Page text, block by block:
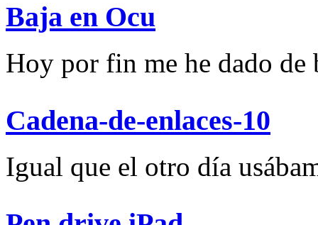
Baja en Ocu
Hoy por fin me he dado de
Cadena-de-enlaces-10
Igual que el otro día